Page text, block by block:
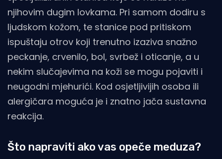
njihovim dugim lovkama. Pri samom dodiru s
ljudskom kožom, te stanice pod pritiskom
ispuštaju otrov koji trenutno izaziva snažno
peckanje, crvenilo, bol, svrbež i oticanje, a u
nekim slučajevima na koži se mogu pojaviti i
neugodni mjehurići. Kod osjetljivijih osoba ili
alergičara moguća je i znatno jača sustavna
reakcija.
Što napraviti ako vas opeče meduza?